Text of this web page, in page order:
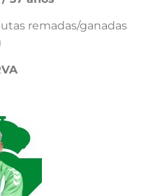
remadas/ganadas